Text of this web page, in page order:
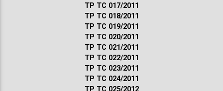
ТР ТС 017/2011
ТР ТС 018/2011
ТР ТС 019/2011
ТР ТС 020/2011
ТР ТС 021/2011
ТР ТС 022/2011
ТР ТС 023/2011
ТР ТС 024/2011
ТР ТС 025/2012